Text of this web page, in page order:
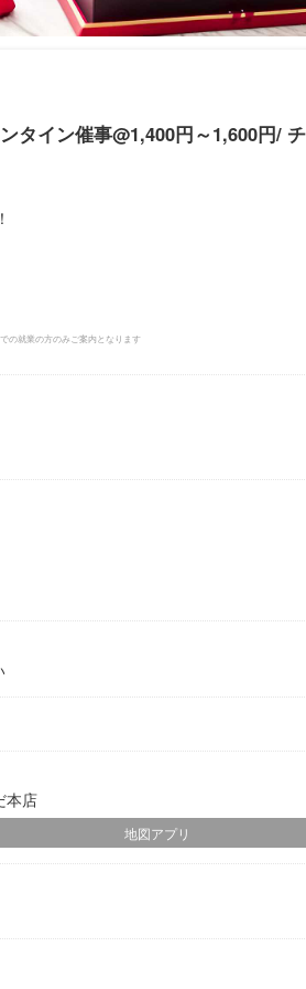
タイン催事@1,400円～1,600円/
の就業の方のみご案内となります
本店
地図アプリ